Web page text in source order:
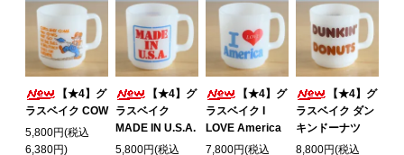
【★4】グ
ラスベイク COW
5,800円(税込
6,380円)
【★4】グ
ラスベイク
MADE IN U.S.A.
5,800円(税込
【★4】グ
ラスベイク I
LOVE America
7,800円(税込
【★4】グ
ラスベイク ダン
キンドーナツ
8,800円(税込